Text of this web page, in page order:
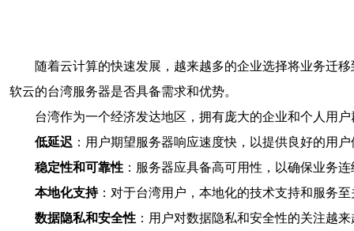
随着云计算的快速发展，越来越多的企业选择将业务迁
软云的台湾服务器是否具备需求和优势。
台湾作为一个经济发达地区，拥有庞大的企业和个人用
低延迟 ：用户期望服务器响应速度快，以提供良好的用
稳定性和可靠性 ：服务器应具备高可用性，以确保业务
本地化支持：对于台湾用户，本地化的技术支持和服务至
数据隐私和安全性 ：用户对数据隐私和安全性的关注越